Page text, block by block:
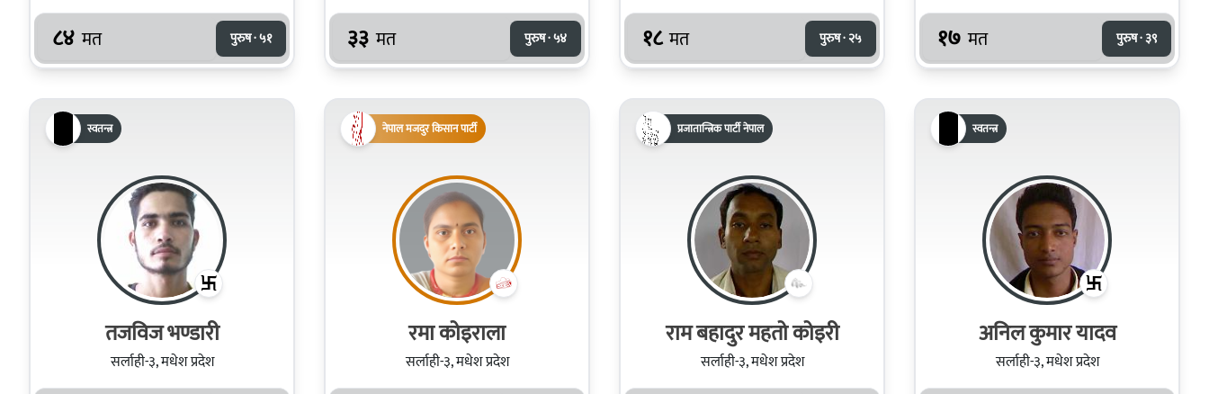
८४ मत पुरुष · ५१ ३३ मत पुरुष · ५४ १८ मत पुरुष · २५ १७ मत पुरुष · ३९
स्वतन्त्र
तजविज भण्डारी
सर्लाही-३, मधेश प्रदेश
नेपाल मजदुर किसान पार्टी
रमा कोइराला
सर्लाही-३, मधेश प्रदेश
प्रजातान्त्रिक पार्टी नेपाल
राम बहादुर महतो कोइरी
सर्लाही-३, मधेश प्रदेश
स्वतन्त्र
अनिल कुमार यादव
सर्लाही-३, मधेश प्रदेश